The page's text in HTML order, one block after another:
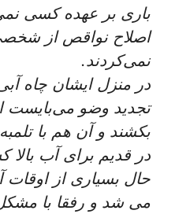
بارى بر عهده كسى
اصلاح نواقص از
نمی‌‏كردند.
در منزل ايشان چاه
تجديد وضو می‌‏بايست
بكشند و آن هم با
در قديم براى آب بالا
حال بسيارى از اوقات
می ‏شد و رفقا با